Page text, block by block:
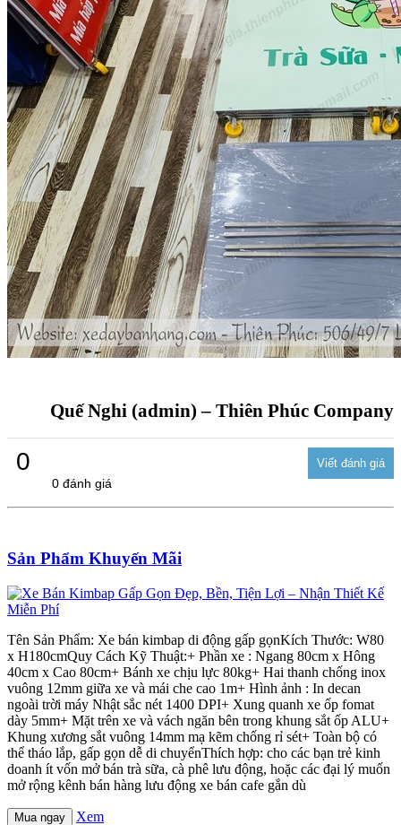
Quế Nghi (admin) – Thiên Phúc Company
0
0 đánh giá
Sản Phẩm Khuyến Mãi
Tên Sản Phẩm: Xe bán kimbap di động gấp gọnKích Thước: W80
x H180cmQuy Cách Kỹ Thuật:+ Phần xe : Ngang 80cm x Hông
40cm x Cao 80cm+ Bánh xe chịu lực 80kg+ Hai thanh chống inox
vuông 12mm giữa xe và mái che cao 1m+ Hình ảnh : In decan
ngoài trời máy Nhật sắc nét 1400 DPI+ Xung quanh xe ốp fomat
dày 5mm+ Mặt trên xe và vách ngăn bên trong khung sắt ốp ALU+
Khung xương sắt vuông 14mm mạ kẽm chống rỉ sét+ Toàn bộ có
thể tháo lắp, gấp gọn dễ di chuyểnThích hợp: cho các bạn trẻ kinh
doanh ít vốn mở bán trà sữa, cà phê lưu động, hoặc các đại lý muốn
mở rộng kênh bán hàng lưu động xe bán cafe gắn dù
Mua ngay Xem